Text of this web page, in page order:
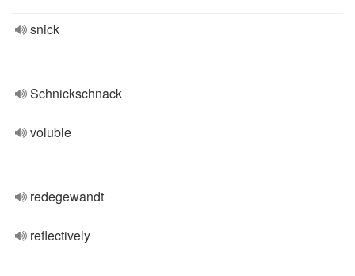
snick
Schnickschnack
voluble
redegewandt
reflectively